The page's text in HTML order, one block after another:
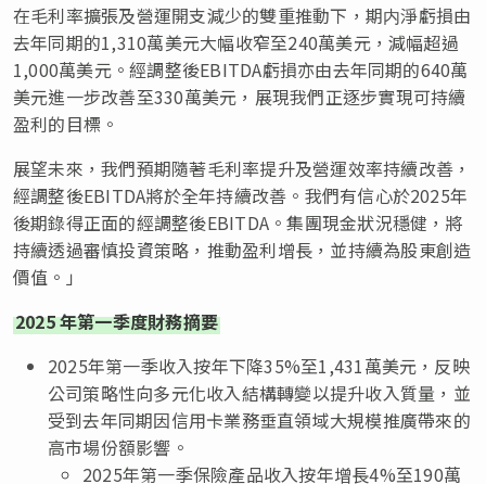
在毛利率擴張及營運開支減少的雙重推動下，期内淨虧損由
去年同期的1,310萬美元大幅收窄至240萬美元，減幅超過
1,000萬美元。經調整後EBITDA虧損亦由去年同期的640萬
美元進一步改善至330萬美元，展現我們正逐步實現可持續
盈利的目標。
展望未來，我們預期隨著毛利率提升及營運效率持續改善，
經調整後EBITDA將於全年持續改善。我們有信心於2025年
後期錄得正面的經調整後EBITDA。集團現金狀況穩健，將
持續透過審慎投資策略，推動盈利增長，並持續為股東創造
價值。」
2025年第一季度財務摘要
2025年第一季收入按年下降35%至1,431萬美元，反映
公司策略性向多元化收入結構轉變以提升收入質量，並
受到去年同期因信用卡業務垂直領域大規模推廣帶來的
高市場份額影響。
2025年第一季保險產品收入按年增長4%至190萬